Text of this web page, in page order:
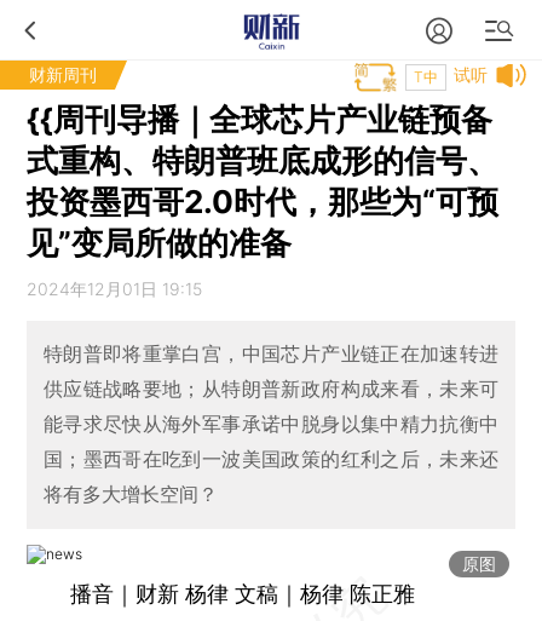
财新周刊 试听
T中
{{周刊导播｜全球芯片产业链预备
式重构、特朗普班底成形的信号、
投资墨西哥2.0时代，那些为“可预
见”变局所做的准备
2024年12月01日 19:15
特朗普即将重掌白宫，中国芯片产业链正在加速转进
供应链战略要地；从特朗普新政府构成来看，未来可
能寻求尽快从海外军事承诺中脱身以集中精力抗衡中
国；墨西哥在吃到一波美国政策的红利之后，未来还
将有多大增长空间？
原图
播音｜财新 杨律 文稿｜杨律 陈正雅